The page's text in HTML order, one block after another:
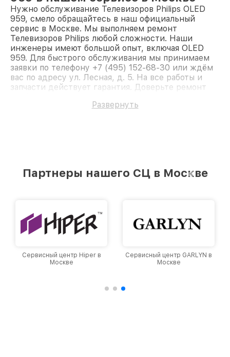
Нужно обслуживание Телевизоров Philips OLED
959, смело обращайтесь в наш официальный
сервис в Москве. Мы выполняем ремонт
Телевизоров Philips любой сложности. Наши
инженеры имеют большой опыт, включая OLED
959. Для быстрого обслуживания мы принимаем
заявки по телефону +7 (495) 152-68-30 или ждём
вас по адресу ул. Лесная, д. 5. На все работы и
запчасти действует гарантия. Доверьте ремонт
Развернуть
Партнеры нашего СЦ в Москве
Сервисный центр Hiper в
Москве
Сервисный центр GARLYN в
Москве